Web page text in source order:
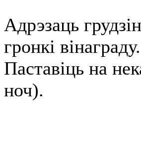
Адрэзаць
гронкі
Паставіць на
ноч).